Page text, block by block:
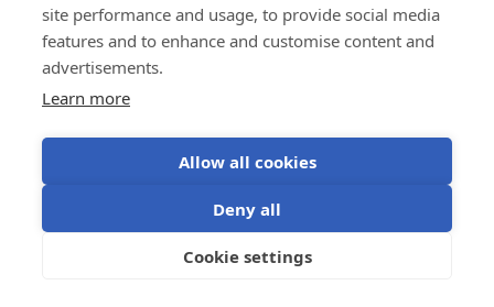
site performance and usage, to provide social media
features and to enhance and customise content and
advertisements.
Learn more
Allow all cookies
Deny all
Cookie settings